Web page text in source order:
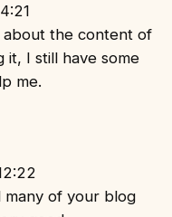
about the content of
it, I still have some
me.
many of your blog